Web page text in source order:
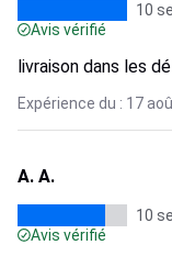
10
Avis vérifié
livraison dans les
Expérience du : 17
A. A.
10
Avis vérifié